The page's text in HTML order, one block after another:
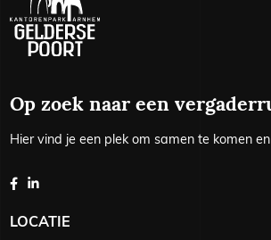
Op zoek naar een
Hier vind je een plek om samen te komen
LOCATIE